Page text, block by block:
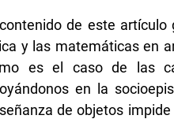
de este
y las matemáticas en
es el caso de las
en la
de objetos